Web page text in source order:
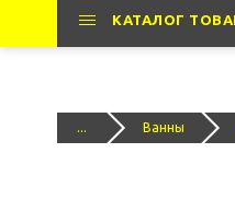
КАТАЛОГ
... Ванны